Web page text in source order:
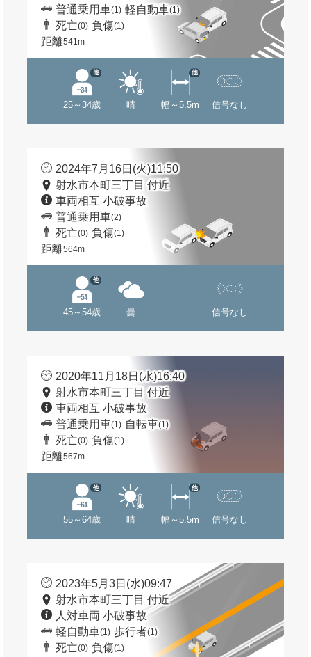
普通乗用車(1) 軽自動車(1)
死亡(0) 負傷(1)
距離541m
25～34歳
他
晴 幅～5.5m
他
信号なし
2024年7月16日(火)11:50
射水市本町三丁目 付近
車両相互 小破事故
普通乗用車(2)
死亡(0) 負傷(1)
距離564m
45～54歳
他
曇 信号なし
2020年11月18日(水)16:40
射水市本町三丁目 付近
車両相互 小破事故
普通乗用車(1) 自転車(1)
死亡(0) 負傷(1)
距離567m
55～64歳
他
晴 幅～5.5m
他
信号なし
2023年5月3日(水)09:47
射水市本町三丁目 付近
人対車両 小破事故
軽自動車(1) 歩行者(1)
死亡(0) 負傷(1)